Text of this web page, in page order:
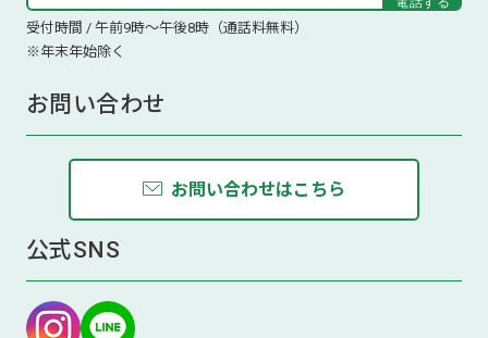
受付時間 / 午前9時～午後8時（通話料無料）
※年末年始除く
お問い合わせ
お問い合わせはこちら
公式SNS